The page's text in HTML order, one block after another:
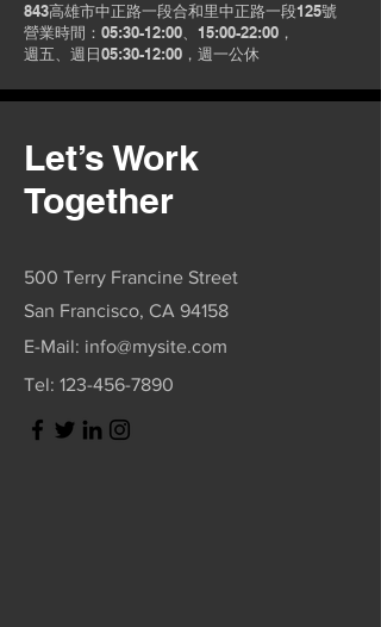
843高雄市中正路一段合和里中正路一段125號
營業時間：05:30-12:00、15:00-22:00，
週五、週日05:30-12:00，週一公休
Let’s Work
Together
500 Terry Francine Street
San Francisco, CA 94158
E-Mail: info@mysite.com
Tel: 123-456-7890